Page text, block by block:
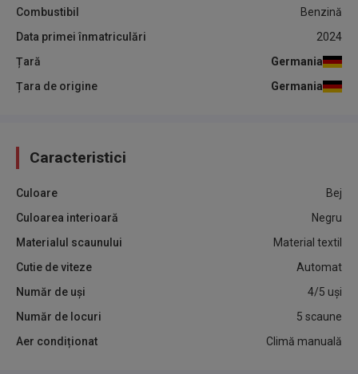
Combustibil
Benzină
Data primei înmatriculări
2024
Țară
Germania
Țara de origine
Germania
Caracteristici
Culoare
Bej
Culoarea interioară
Negru
Materialul scaunului
Material textil
Cutie de viteze
Automat
Număr de uși
4/5 uși
Număr de locuri
5 scaune
Aer condiționat
Climă manuală